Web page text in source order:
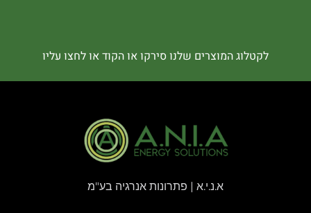
לקטלוג המוצרים שלנו סירקו או הקוד או לחצו עליו
א.נ.י.א | פתרונות אנרגיה בע"מ